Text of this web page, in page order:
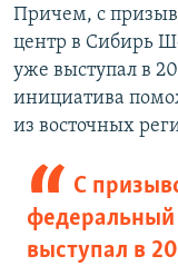
Причем, с
центр в Сибирь
уже выступал в
инициатива
из восточных
С
выступал в